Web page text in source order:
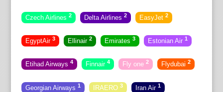
Czech Airlines 2 Delta Airlines 2 EasyJet 2
EgyptAir 3 Ellinair 2 Emirates 3 Estonian Air 1
Etihad Airways 4 Finnair 4 Fly one 2 Flydubai 2
Georgian Airways 1 IRAERO 3 Iran Air 1